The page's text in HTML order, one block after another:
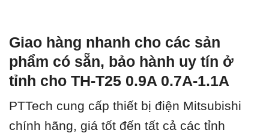
Giao hàng nhanh cho các sản
phẩm có sẵn, bảo hành uy tín ở
tỉnh cho TH-T25 0.9A 0.7A-1.1A
PTTech cung cấp thiết bị điện Mitsubishi
chính hãng, giá tốt đến tất cả các tỉnh